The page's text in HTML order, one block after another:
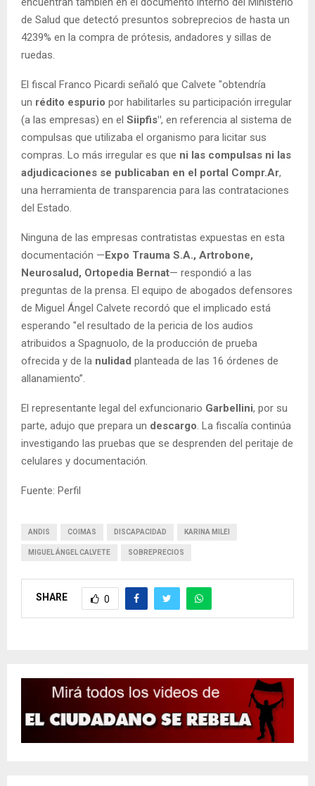
de Salud que detectó presuntos sobreprecios de hasta un
4239% en la compra de prótesis, andadores y sillas de
ruedas.
El fiscal Franco Picardi señaló que Calvete "obtendría
un rédito espurio por habilitarles su participación irregular
(a las empresas) en el Siipfis", en referencia al sistema de
compulsas que utilizaba el organismo para licitar sus
compras. Lo más irregular es que ni las compulsas ni las
adjudicaciones se publicaban en el portal Compr.Ar,
una herramienta de transparencia para las contrataciones
del Estado.
Ninguna de las empresas contratistas expuestas en esta
documentación —Expo Trauma S.A., Artrobone,
Neurosalud, Ortopedia Bernat— respondió a las
preguntas de la prensa. El equipo de abogados defensores
de Miguel Ángel Calvete recordó que el implicado está
esperando "el resultado de la pericia de los audios
atribuidos a Spagnuolo, de la producción de prueba
ofrecida y de la nulidad planteada de las 16 órdenes de
allanamiento”.
El representante legal del exfuncionario Garbellini, por su
parte, adujo que prepara un descargo. La fiscalía continúa
investigando las pruebas que se desprenden del peritaje de
celulares y documentación.
Fuente: Perfil
ANDIS COIMAS DISCAPACIDAD KARINA MILEI
MIGUEL ÁNGEL CALVETE SOBREPRECIOS
SHARE 0